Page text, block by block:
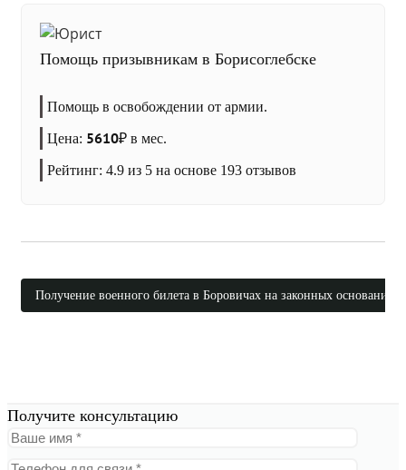
Помощь призывникам в Борисоглебске
Помощь в освобождении от армии.
Цена: 5610₽ в мес.
Рейтинг: 4.9 из 5 на основе 193 отзывов
Получение военного билета в Боровичах на законных основаниях
Получите консультацию